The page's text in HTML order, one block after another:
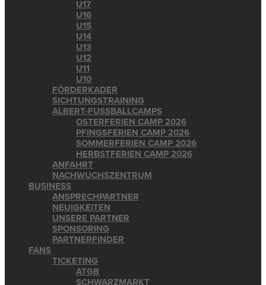
U17
U16
U15
U14
U13
U12
U11
U10
FÖRDERKADER
SICHTUNGSTRAINING
ALBERT-FUSSBALLCAMPS
OSTERFERIEN CAMP 2026
PFINGSFERIEN CAMP 2026
SOMMERFERIEN CAMP 2026
HERBSTFERIEN CAMP 2026
ANFAHRT
NACHWUCHSZENTRUM
BUSINESS
ANSPRECHPARTNER
NEUIGKEITEN
UNSERE PARTNER
SPONSORING
PARTNERFINDER
FANS
TICKETING
ATGB
SCHWARZMARKT